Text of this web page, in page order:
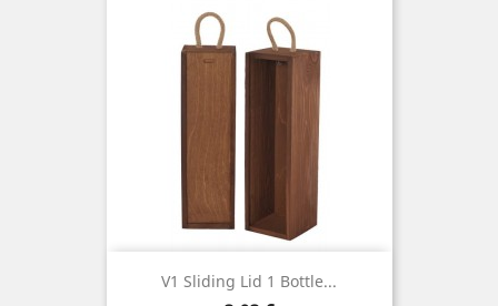
V1 Sliding Lid 1 Bottle...